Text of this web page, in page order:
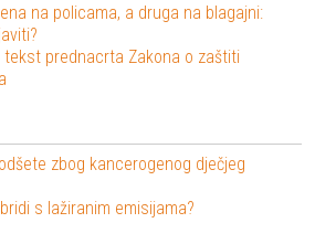
na policama, a druga na blagajni:
tekst prednacrta Zakona o zaštiti
zbog kancerogenog dječjeg
s lažiranim emisijama?